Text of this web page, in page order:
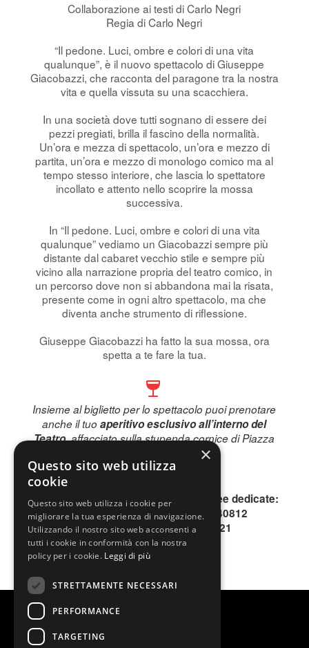
Collaborazione ai testi di Carlo Negri
Regia di Carlo Negri
“Il pedone. Luci, ombre e colori di una vita
qualunque”, è il nuovo spettacolo di Giuseppe
Giacobazzi, che racconta del paragone tra la nostra
vita e quella vissuta su una scacchiera.
In una società dove tutti sognano di essere dei
pezzi pregiati, brilla il fascino della normalità.
Un’ora e mezza di spettacolo, un’ora e mezzo di
partita, un’ora e mezzo di monologo comico ma al
tempo stesso interiore, che lascia lo spettatore
incollato e attento nello scoprire la mossa
successiva.
In “Il pedone. Luci, ombre e colori di una vita
qualunque” vediamo un Giacobazzi sempre più
distante dal cabaret vecchio stile e sempre più
vicino alla narrazione propria del teatro comico, in
un percorso dove non si abbandona mai la risata,
presente come in ogni altro spettacolo, ma che
diventa anche strumento di riflessione.
Giuseppe Giacobazzi ha fatto la sua mossa, ora
spetta a te fare la tua.
Insieme al biglietto per lo spettacolo puoi prenotare
anche il tuoaperitivo esclusivo all’interno del
Teatro, affacciato sulla stupenda cornice di Piazza
Prenota subito!
Per informazioni, contattare le due linee dedicate:
INFOLINE 0200640813 o 0200640812
SMS o WhatsApp 344.1996621
×
Questo sito web utilizza
cookie
Questo sito web utilizza i cookie per
migliorare la tua esperienza di navigazione.
Utilizzando il nostro sito web acconsenti a
tutti i cookie in conformità con la nostra
policy per i cookie. Leggi di più
STRETTAMENTE NECESSARI
PERFORMANCE
TARGETING